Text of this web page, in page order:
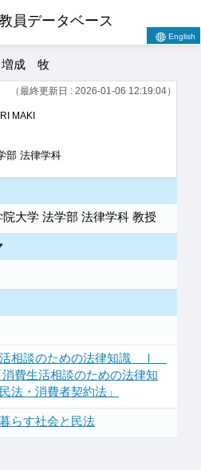
員データベース
English
増成 牧
（最終更新日 : 2026-01-06 12:19:04）
MAKI
部 法律学科
院大学 法学部 法律学科 教授
活相談のための法律知識 Ⅰ
費生活相談のための法律知
・消費者契約法」
らす社会と民法